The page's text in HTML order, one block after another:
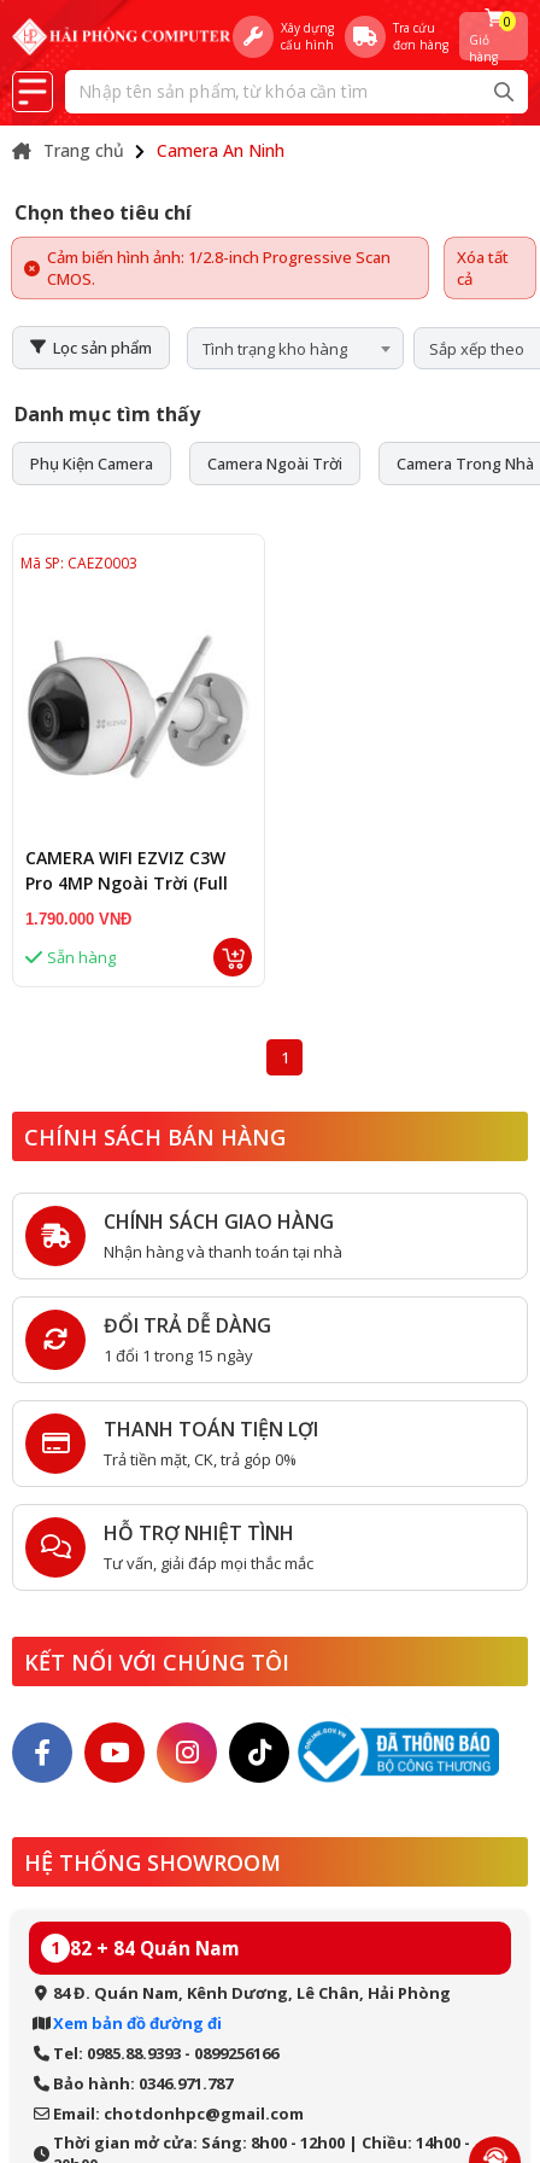
Xây dựng
cấu hình
Tra cứu
đơn hàng
Giỏ
hàng
0
Trang chủ Camera An Ninh
Chọn theo tiêu chí
Cảm biến hình ảnh: 1/2.8-inch Progressive Scan
CMOS.
Xóa tất
cả
Lọc sản phẩm Tình trạng kho hàng Sắp xếp theo
Danh mục tìm thấy
Phụ Kiện Camera Camera Ngoài Trời Camera Trong Nhà
Mã SP: CAEZ0003
CAMERA WIFI EZVIZ C3W
Pro 4MP Ngoài Trời (Full
Color)
1.790.000 VNĐ
Sẵn hàng
1
CHÍNH SÁCH BÁN HÀNG
CHÍNH SÁCH GIAO HÀNG
Nhận hàng và thanh toán tại nhà
ĐỔI TRẢ DỄ DÀNG
1 đổi 1 trong 15 ngày
THANH TOÁN TIỆN LỢI
Trả tiền mặt, CK, trả góp 0%
HỖ TRỢ NHIỆT TÌNH
Tư vấn, giải đáp mọi thắc mắc
KẾT NỐI VỚI CHÚNG TÔI
HỆ THỐNG SHOWROOM
1 82 + 84 Quán Nam
84 Đ. Quán Nam, Kênh Dương, Lê Chân, Hải Phòng
Xem bản đồ đường đi
Tel: 0985.88.9393 - 0899256166
Bảo hành: 0346.971.787
Email: chotdonhpc@gmail.com
Thời gian mở cửa: Sáng: 8h00 - 12h00 | Chiều: 14h00 -